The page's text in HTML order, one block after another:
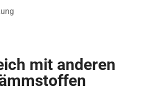
mit anderen